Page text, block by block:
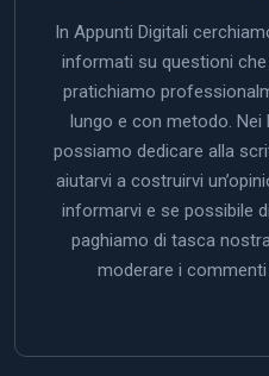
In Appunti Digitali
informati su questioni
pratichiamo
lungo e con metodo.
possiamo dedicare alla
aiutarvi a costruirvi
informarvi e se possibile
paghiamo di tasca
moderare i